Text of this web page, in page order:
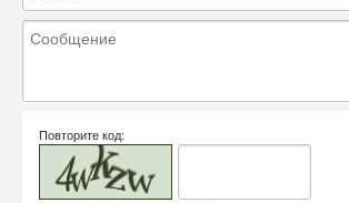
Повторите код: